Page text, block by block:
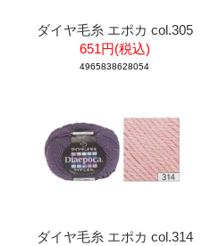
ダイヤ毛糸 エポカ col.305
651円(税込)
4965838628054
ダイヤ毛糸 エポカ col.314